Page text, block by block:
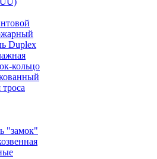
Duplex
кольцо
"замок"